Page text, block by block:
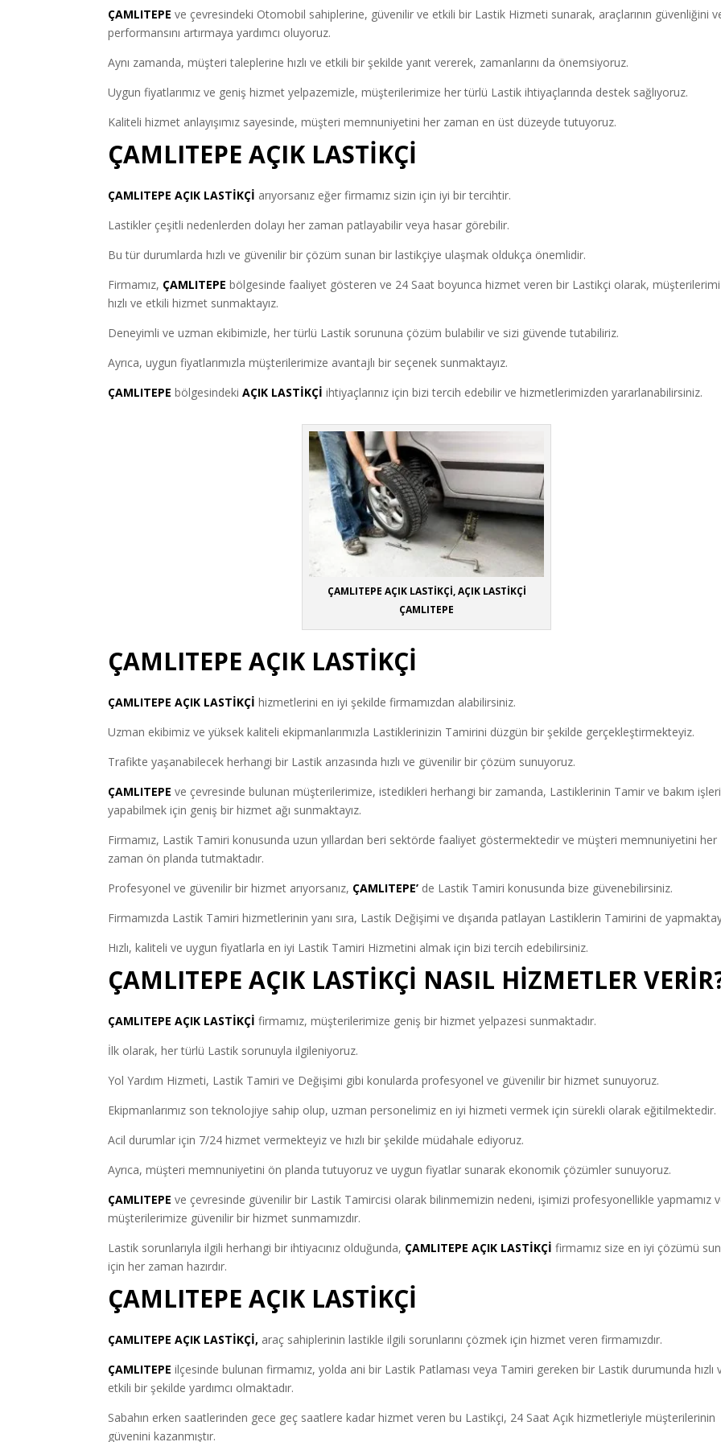
ÇAMLITEPE ve çevresindeki Otomobil sahiplerine, güvenilir ve etkili bir Lastik Hizmeti sunarak, araçlarının güvenliğini
performansını artırmaya yardımcı oluyoruz.
Aynı zamanda, müşteri taleplerine hızlı ve etkili bir şekilde yanıt vererek, zamanlarını da önemsiyoruz.
Uygun fiyatlarımız ve geniş hizmet yelpazemizle, müşterilerimize her türlü Lastik ihtiyaçlarında destek sağlıyoruz.
Kaliteli hizmet anlayışımız sayesinde, müşteri memnuniyetini her zaman en üst düzeyde tutuyoruz.
ÇAMLITEPE AÇIK LASTİKÇİ
ÇAMLITEPE AÇIK LASTİKÇİ arıyorsanız eğer firmamız sizin için iyi bir tercihtir.
Lastikler çeşitli nedenlerden dolayı her zaman patlayabilir veya hasar görebilir.
Bu tür durumlarda hızlı ve güvenilir bir çözüm sunan bir lastikçiye ulaşmak oldukça önemlidir.
Firmamız, ÇAMLITEPE bölgesinde faaliyet gösteren ve 24 Saat boyunca hizmet veren bir Lastikçi olarak,
hızlı ve etkili hizmet sunmaktayız.
Deneyimli ve uzman ekibimizle, her türlü Lastik sorununa çözüm bulabilir ve sizi güvende tutabiliriz.
Ayrıca, uygun fiyatlarımızla müşterilerimize avantajlı bir seçenek sunmaktayız.
ÇAMLITEPE bölgesindekiAÇIK LASTİKÇİ ihtiyaçlarınız için bizi tercih edebilir ve hizmetlerimizden yararlanabilirsiniz.
ÇAMLITEPE AÇIK LASTİKÇİ, AÇIK LASTİKÇİ
ÇAMLITEPE
ÇAMLITEPE AÇIK LASTİKÇİ
ÇAMLITEPEAÇIK LASTİKÇİ hizmetlerini en iyi şekilde firmamızdan alabilirsiniz.
Uzman ekibimiz ve yüksek kaliteli ekipmanlarımızla Lastiklerinizin Tamirini düzgün bir şekilde gerçekleştirmekteyiz.
Trafikte yaşanabilecek herhangi bir Lastik arızasında hızlı ve güvenilir bir çözüm sunuyoruz.
ÇAMLITEPE ve çevresinde bulunan müşterilerimize, istedikleri herhangi bir zamanda, Lastiklerinin Tamir ve bakım
yapabilmek için geniş bir hizmet ağı sunmaktayız.
Firmamız, Lastik Tamiri konusunda uzun yıllardan beri sektörde faaliyet göstermektedir ve müşteri memnuniyetini her
zaman ön planda tutmaktadır.
Profesyonel ve güvenilir bir hizmet arıyorsanız, ÇAMLITEPE’ de Lastik Tamiri konusunda bize güvenebilirsiniz.
Firmamızda Lastik Tamiri hizmetlerinin yanı sıra, Lastik Değişimi ve dışarıda patlayan Lastiklerin Tamirini de
Hızlı, kaliteli ve uygun fiyatlarla en iyi Lastik Tamiri Hizmetini almak için bizi tercih edebilirsiniz.
ÇAMLITEPE AÇIK LASTİKÇİ NASIL HİZMETLER
ÇAMLITEPE AÇIK LASTİKÇİ firmamız, müşterilerimize geniş bir hizmet yelpazesi sunmaktadır.
İlk olarak, her türlü Lastik sorunuyla ilgileniyoruz.
Yol Yardım Hizmeti, Lastik Tamiri ve Değişimi gibi konularda profesyonel ve güvenilir bir hizmet sunuyoruz.
Ekipmanlarımız son teknolojiye sahip olup, uzman personelimiz en iyi hizmeti vermek için sürekli olarak eğitilmektedir.
Acil durumlar için 7/24 hizmet vermekteyiz ve hızlı bir şekilde müdahale ediyoruz.
Ayrıca, müşteri memnuniyetini ön planda tutuyoruz ve uygun fiyatlar sunarak ekonomik çözümler sunuyoruz.
ÇAMLITEPE ve çevresinde güvenilir bir Lastik Tamircisi olarak bilinmemizin nedeni, işimizi profesyonellikle yapmamız
müşterilerimize güvenilir bir hizmet sunmamızdır.
Lastik sorunlarıyla ilgili herhangi bir ihtiyacınız olduğunda, ÇAMLITEPE AÇIK LASTİKÇİ firmamız size en iyi çözümü
için her zaman hazırdır.
ÇAMLITEPE AÇIK LASTİKÇİ
ÇAMLITEPE AÇIK LASTİKÇİ, araç sahiplerinin lastikle ilgili sorunlarını çözmek için hizmet veren firmamızdır.
ÇAMLITEPE ilçesinde bulunan firmamız, yolda ani bir Lastik Patlaması veya Tamiri gereken bir Lastik durumunda hızlı
etkili bir şekilde yardımcı olmaktadır.
Sabahın erken saatlerinden gece geç saatlere kadar hizmet veren bu Lastikçi, 24 Saat Açık hizmetleriyle müşterilerinin
güvenini kazanmıştır.